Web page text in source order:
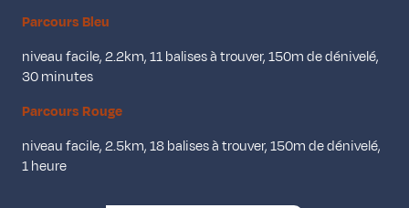
Parcours Bleu
niveau facile, 2.2km, 11 balises à trouver, 150m de dénivelé,
30 minutes
Parcours Rouge
niveau facile, 2.5km, 18 balises à trouver, 150m de dénivelé,
1 heure